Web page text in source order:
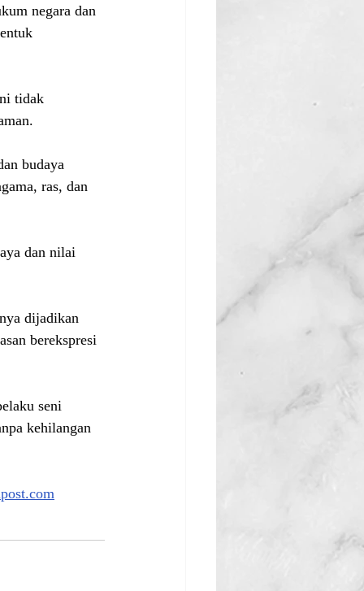
negara dan
tidak
budaya
ras, dan
dan nilai
dijadikan
berekspresi
seni
kehilangan